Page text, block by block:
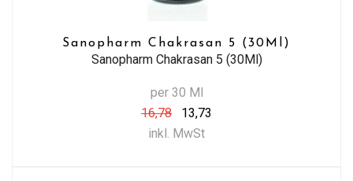
Sanopharm Chakrasan 5 (30Ml)
Sanopharm Chakrasan 5 (30Ml)
per 30 Ml
16,78
13,73
inkl. MwSt